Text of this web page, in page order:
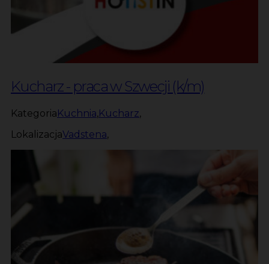
Kucharz - praca w Szwecji (k/m)
KategoriaKuchnia,Kucharz,
LokalizacjaVadstena,